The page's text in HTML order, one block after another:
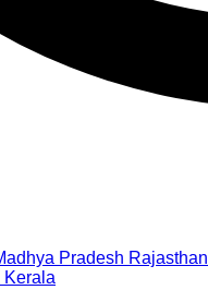
Pradesh Rajasthan
Kerala